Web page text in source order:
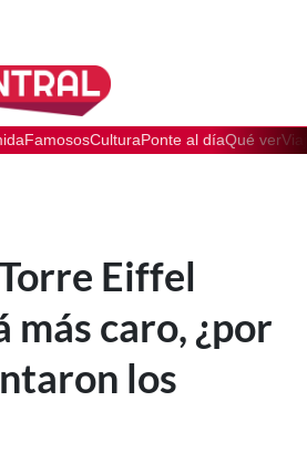
FamososCulturaPonte al díaQué ver
Eiffel
más caro, ¿por
los